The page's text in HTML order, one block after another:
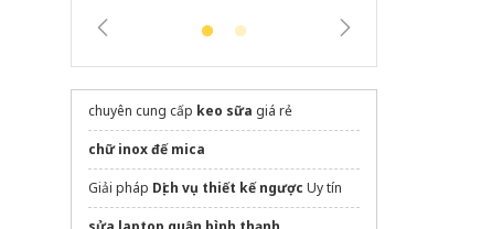
chuyên cung cấp keo sữa giá rẻ
chữ inox đế mica
Giải pháp Dịch vụ thiết kế ngược Uy tín